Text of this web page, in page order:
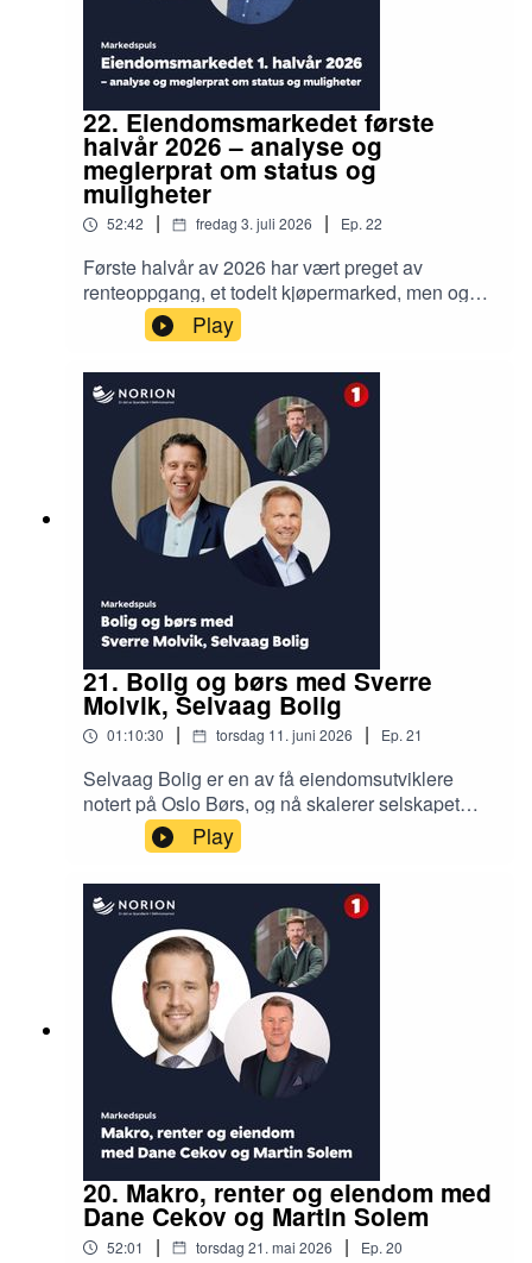
22. Eiendomsmarkedet første
halvår 2026 – analyse og
meglerprat om status og
muligheter
52:42 | fredag 3. juli 2026 | Ep. 22
Første halvår av 2026 har vært preget av
renteoppgang, et todelt kjøpermarked, men også
mange milliardtransaksjoner og en pågående og
spennende konsolidering i det norske
eiendomsmarkedet. Spisse, men aktive EK-
kjøpere definerer prime, mens for FK-kjøperne er
det utviklingspotensial og lokal
eiendomskompetanse som skaper aktivitet. Lars
Økland, Terje Trym Rustad og Jørgen Rostad fra
Norion deler meglerinnsikt fra gjennomførte
prosesser, og diskuterer status og muligheter
med analytikerne Brage Aarthun og Jan Håvard
Play
21. Bolig og børs med Sverre
Molvik, Selvaag Bolig
01:10:30 | torsdag 11. juni 2026 | Ep.21
Selvaag Bolig er en av få eiendomsutviklere
notert på Oslo Børs, og nå skalerer selskapet
også opp i Sverige. CEO Sverre Molvik forklarer
hvorfor salg av tomtebanken var en vekstdriver
for Selvaag Bolig, og hva som er annerledes
med tomteakkvisisjon, risiko og kapitalbinding
med eiendomsutvikling i Stockholm. Sverre er
fornøyd med godt salg i et trått marked, og
samme med Transaksjonsrådgiver Rune Husby
og podcastvert Jan Håvard Valstad diskuterer
han boligkonseptene og rammebetingelser som
må på plass for å møte demografiske behov og
stresset kjøpekapasitet hos investorer og
Play
20. Makro, renter og eiendom med
Dane Cekov og Martin Solem
52:01 | torsdag 21. mai 2026 | Ep. 20